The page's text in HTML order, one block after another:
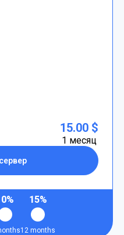
15.00 $
1 месяц
15%
12 months